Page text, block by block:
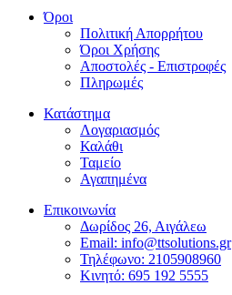
Όροι
Πολιτική Απορρήτου
Όροι Χρήσης
Αποστολές - Επιστροφές
Πληρωμές
Κατάστημα
Λογαριασμός
Καλάθι
Ταμείο
Αγαπημένα
Επικοινωνία
Δωρίδος 26, Αιγάλεω
Email: info@ttsolutions.gr
Τηλέφωνο: 2105908960
Κινητό: 695 192 5555